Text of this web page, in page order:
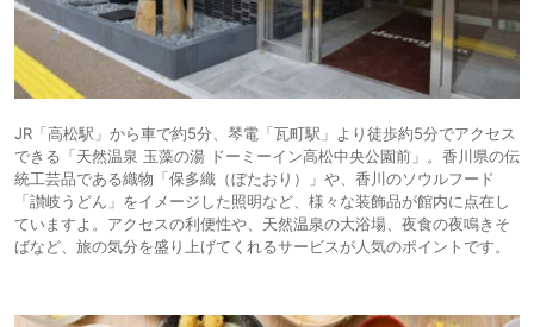
JR「高松駅」から車で約5分、琴電「瓦町駅」より徒歩約5分でアクセス
できる「天然温泉 玉藻の湯 ドーミーイン高松中央公園前」。香川県の伝
統工芸品である織物「保多織（ぼたおり）」や、香川のソウルフード
「讃岐うどん」をイメージした照明など、様々な装飾品が館内に点在し
ていますよ。アクセスの利便性や、天然温泉の大浴場、夜食の夜鳴きそ
ばなど、旅の気分を盛り上げてくれるサービスが人気のポイントです。